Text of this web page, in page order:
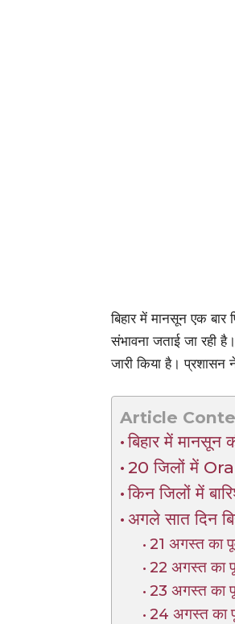
बिहार में मानसून एक बार
संभावना जताई जा रही
जारी किया है।
Article
बिहार में मानसून
20 जिलों में
किन जिलों में
अगले सात दिन
21 अगस्त का
22 अगस्त का
23 अगस्त का
24 अगस्त का